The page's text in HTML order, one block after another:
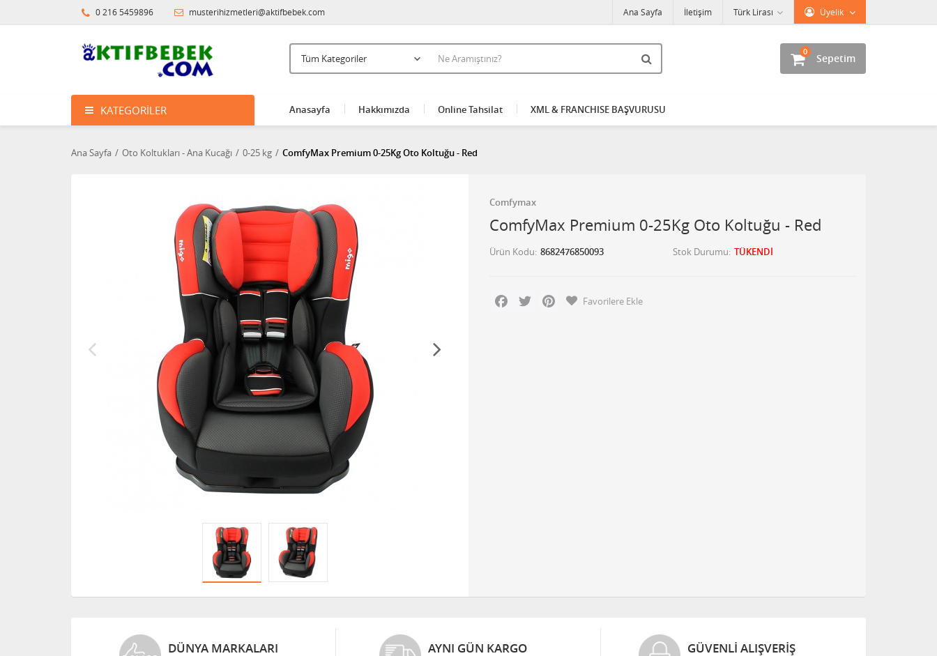
0 216 5459896 musterihizmetleri@aktifbebek.com Üyelik
Türk Lirası
Ana Sayfa İletişim
Sepetim
0
KATEGORILER Anasayfa Hakkımızda Online Tahsilat XML & FRANCHISE BAŞVURUSU
Ana Sayfa Oto Koltukları - Ana Kucağı 0-25 kg ComfyMax Premium 0-25Kg Oto Koltuğu - Red
Comfymax
ComfyMax Premium 0-25Kg Oto Koltuğu - Red
Ürün Kodu 8682476850093 Stok Durumu TÜKENDİ
Facebook
Twitter PinterestFavorilere Ekle
DÜNYA MARKALARI AYNI GÜN KARGO GÜVENLI ALIŞVERIŞ